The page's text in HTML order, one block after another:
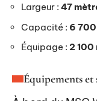
Largeur : 47
Capacité : 6
Équipage : 2 100
Équipements et